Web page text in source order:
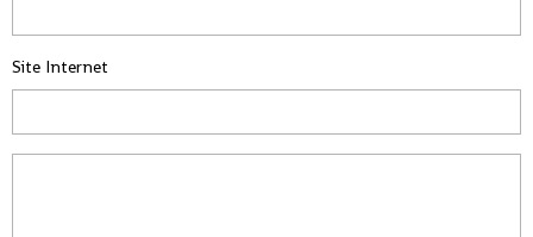
Site Internet